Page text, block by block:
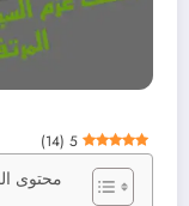
5
(
14
)
محتوى